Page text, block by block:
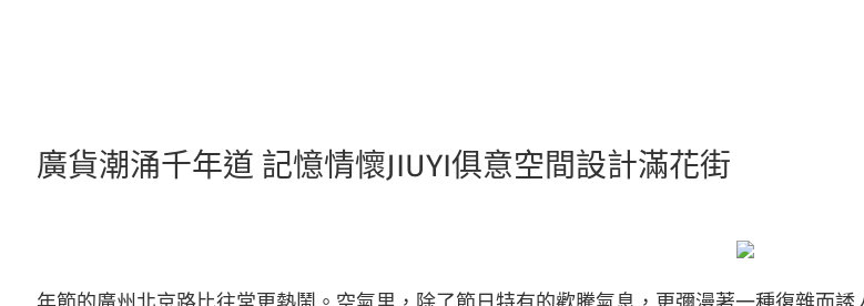
廣貨潮涌千年道 記憶情懷JIUYI俱意空間設計滿花街